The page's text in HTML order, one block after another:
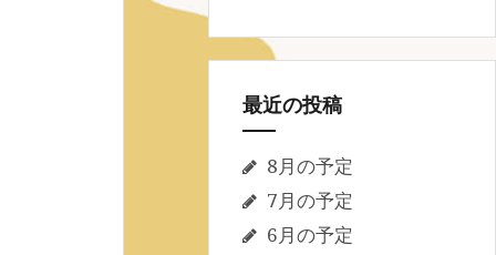
最近の投稿
8月の予定
7月の予定
6月の予定